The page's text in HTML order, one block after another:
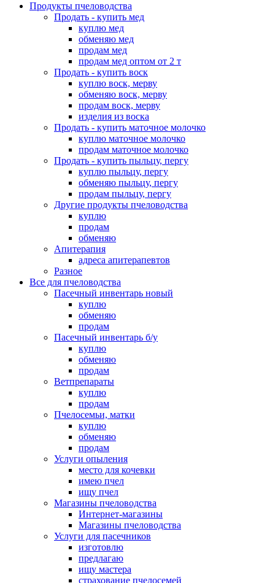
Продукты пчеловодства
Продать - купить мед
куплю мед
обменяю мед
продам мед
продам мед оптом от 2 т
Продать - купить воск
куплю воск, мерву
обменяю воск, мерву
продам воск, мерву
изделия из воска
Продать - купить маточное молочко
куплю маточное молочко
продам маточное молочко
Продать - купить пыльцу, пергу
куплю пыльцу, пергу
обменяю пыльцу, пергу
продам пыльцу, пергу
Другие продукты пчеловодства
куплю
продам
обменяю
Апитерапия
адреса апитерапевтов
Разное
Все для пчеловодства
Пасечный инвентарь новый
куплю
обменяю
продам
Пасечный инвентарь б/у
куплю
обменяю
продам
Ветпрепараты
куплю
продам
Пчелосемьи, матки
куплю
обменяю
продам
Услуги опыления
место для кочевки
имею пчел
ищу пчел
Магазины пчеловодства
Интернет-магазины
Магазины пчеловодства
Услуги для пасечников
изготовлю
предлагаю
ищу мастера
страхование пчелосемей